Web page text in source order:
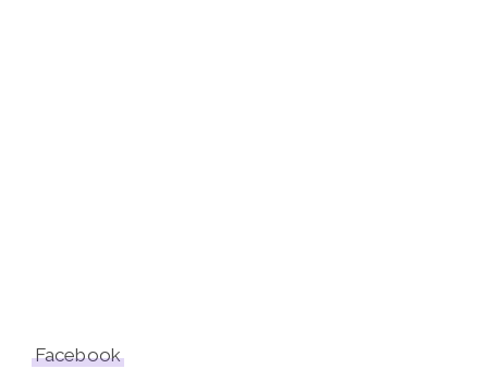
Facebook